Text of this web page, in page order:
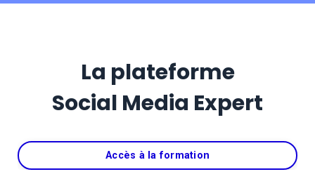
La plateforme
Social Media Expert
Accès à la formation